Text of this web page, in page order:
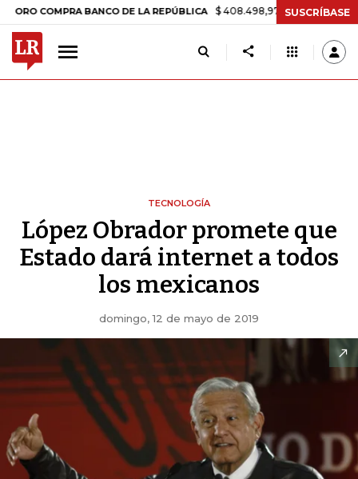
BANCO DE LA REPÚBLICA $ 408.498,97 +$ 8.753,81 +2,19%
SUSCRÍBASE
TECNOLOGÍA
López Obrador promete que
Estado dará internet a todos
los mexicanos
domingo, 12 de mayo de 2019